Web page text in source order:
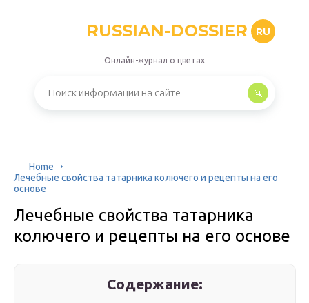
RUSSIAN-DOSSIER RU
Онлайн-журнал о цветах
Home
Лечебные свойства татарника колючего и рецепты на его
основе
Лечебные свойства татарника
колючего и рецепты на его основе
Содержание: